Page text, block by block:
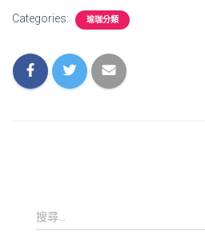
Categories: 瑜珈分類
搜
尋
搜尋...